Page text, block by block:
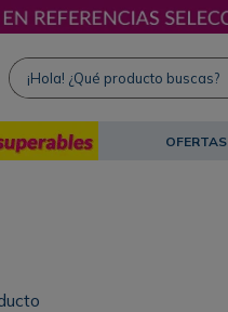
¡Hola! ¿Qué producto buscas?
OFERTAS